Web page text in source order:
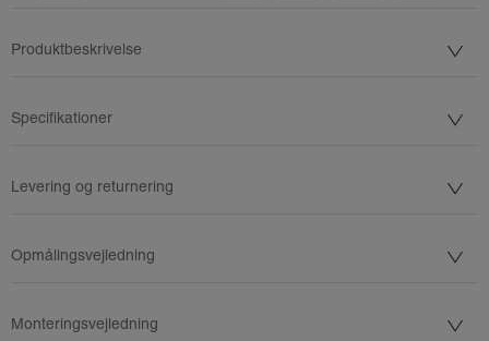
Produktbeskrivelse
Specifikationer
Levering og returnering
Opmålingsvejledning
Monteringsvejledning